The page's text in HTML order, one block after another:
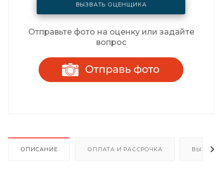
ВЫЗВАТЬ ОЦЕНЩИКА
Отправьте фото на оценку или задайте
вопрос
ОПИСАНИЕ ОПЛАТА И РАССРОЧКА ВЫЗОВ